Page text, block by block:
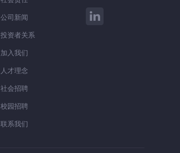
公司新闻
投资者关系
加入我们
人才理念
社会招聘
校园招聘
联系我们